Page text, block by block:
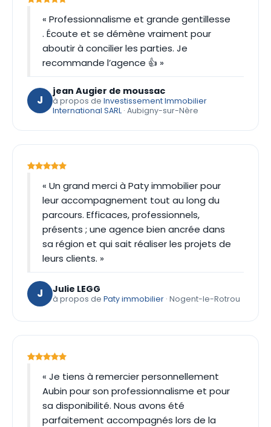
« Professionnalisme et grande gentillesse
. Écoute et se démène vraiment pour
aboutir à concilier les parties. Je
recommande l’agence 👍 »
J
jean Augier de moussac
à propos de Investissement Immobilier
International SARL · Aubigny-sur-Nère
« Un grand merci à Paty immobilier pour
leur accompagnement tout au long du
parcours. Efficaces, professionnels,
présents ; une agence bien ancrée dans
sa région et qui sait réaliser les projets de
leurs clients. »
J Julie LEGG
à propos de Paty immobilier · Nogent-le-Rotrou
« Je tiens à remercier personnellement
Aubin pour son professionnalisme et pour
sa disponibilité. Nous avons été
parfaitement accompagnés lors de la